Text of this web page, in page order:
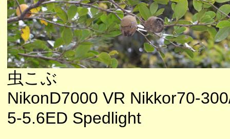
虫こぶ
NikonD7000 VR Nikkor70-
5-5.6ED Spedlight